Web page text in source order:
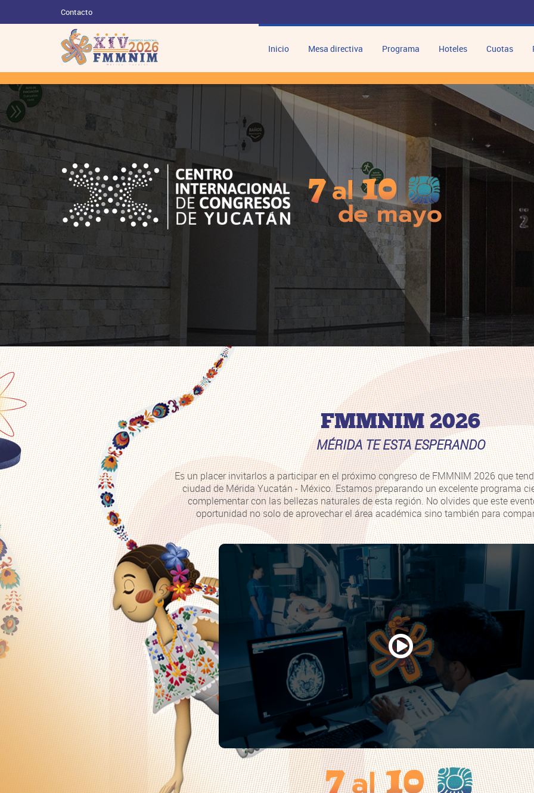
Contacto
Inicio Mesa directiva Programa Hoteles Cuotas
FMMNIM 2026
MÉRIDA TE ESTA ESPERANDO
Es un placer invitarlos a participar en el próximo congreso de FMMNIM 2026 que
ciudad de Mérida Yucatán - México. Estamos preparando un excelente programa
complementar con las bellezas naturales de esta región. No olvides que este
oportunidad no solo de aprovechar el área académica sino también para
Conoce más sobre el XIV FMMNIM